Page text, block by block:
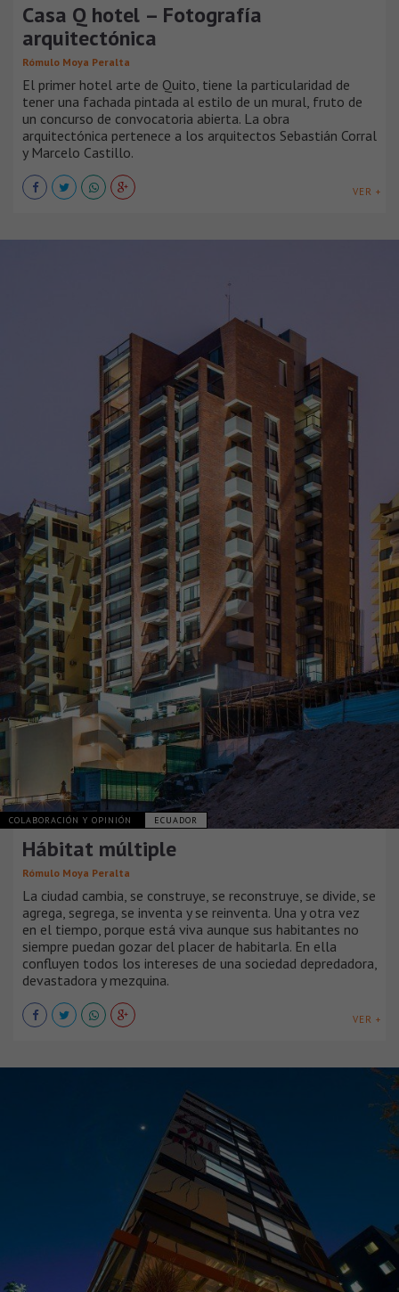
Casa Q hotel – Fotografía
arquitectónica
Rómulo Moya Peralta
El primer hotel arte de Quito, tiene la particularidad de
tener una fachada pintada al estilo de un mural, fruto de
un concurso de convocatoria abierta. La obra
arquitectónica pertenece a los arquitectos Sebastián Corral
y Marcelo Castillo.
VER +
COLABORACIÓN Y OPINIÓN ECUADOR
Hábitat múltiple
Rómulo Moya Peralta
La ciudad cambia, se construye, se reconstruye, se divide, se
agrega, segrega, se inventa y se reinventa. Una y otra vez
en el tiempo, porque está viva aunque sus habitantes no
siempre puedan gozar del placer de habitarla. En ella
confluyen todos los intereses de una sociedad depredadora,
devastadora y mezquina.
VER +